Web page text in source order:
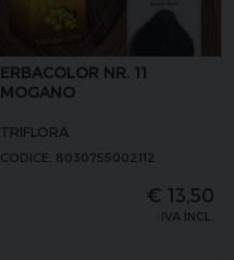
ERBACOLOR NR. 11
MOGANO
TRIFLORA
CODICE: 8030755002112
€ 13,50
IVA INCL.